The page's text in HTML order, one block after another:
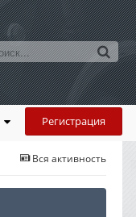
Регистрация
Вся активность